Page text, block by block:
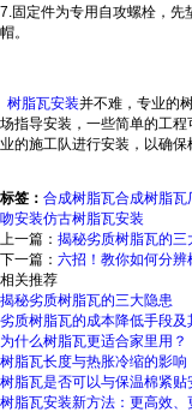
7.固定件为专用自攻螺栓，先
帽。
树脂瓦安装并不难，专业的
场指导安装，一些简单的工
业的施工队进行安装，以确保
标签： 合成树脂瓦合成树脂瓦
吻安装仿古树脂瓦安装
上一篇： 揭秘劣质树脂瓦的三
下一篇： 六招！教你如何分辨
相关推荐
揭秘劣质树脂瓦的三大隐患
劣质树脂瓦的成本降低手段及
为什么树脂瓦更适合家里用？
树脂瓦长度与热胀冷缩的影响
树脂瓦是否可以与保温棉紧贴
树脂瓦安装新方法：更高效、